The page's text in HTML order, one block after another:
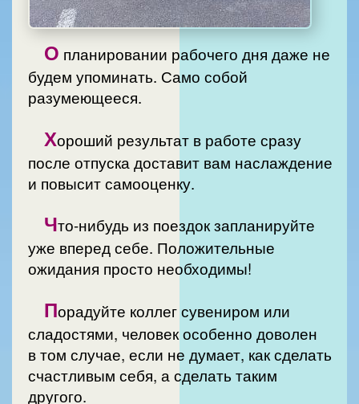
О планировании рабочего дня даже не
будем упоминать. Само собой
разумеющееся.
Хороший результат в работе сразу
после отпуска доставит вам наслаждение
и повысит самооценку.
Что-нибудь из поездок запланируйте
уже вперед себе. Положительные
ожидания просто необходимы!
Порадуйте коллег сувениром или
сладостями, человек особенно доволен
в том случае, если не думает, как сделать
счастливым себя, а сделать таким
другого.